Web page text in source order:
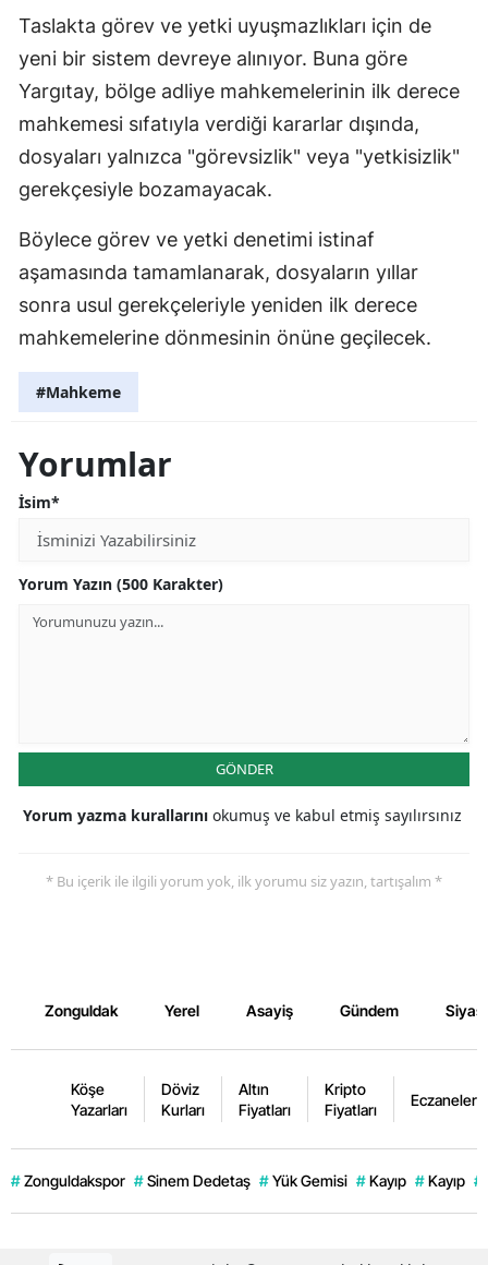
Taslakta görev ve yetki uyuşmazlıkları için de
yeni bir sistem devreye alınıyor. Buna göre
Yargıtay, bölge adliye mahkemelerinin ilk derece
mahkemesi sıfatıyla verdiği kararlar dışında,
dosyaları yalnızca "görevsizlik" veya "yetkisizlik"
gerekçesiyle bozamayacak.
Böylece görev ve yetki denetimi istinaf
aşamasında tamamlanarak, dosyaların yıllar
sonra usul gerekçeleriyle yeniden ilk derece
mahkemelerine dönmesinin önüne geçilecek.
#Mahkeme
Yorumlar
İsim*
Yorum Yazın (500 Karakter)
GÖNDER
Yorum yazma kurallarını okumuş ve kabul etmiş sayılırsınız
* Bu içerik ile ilgili yorum yok, ilk yorumu siz yazın, tartışalım *
Zonguldak Yerel Asayiş Gündem
Köşe
Yazarları
Döviz
Kurları
Altın
Fiyatları
Kripto
Fiyatları
Eczaneler
# Zonguldakspor # Sinem Dedetaş # Yük Gemisi # Kayıp # Kayıp #